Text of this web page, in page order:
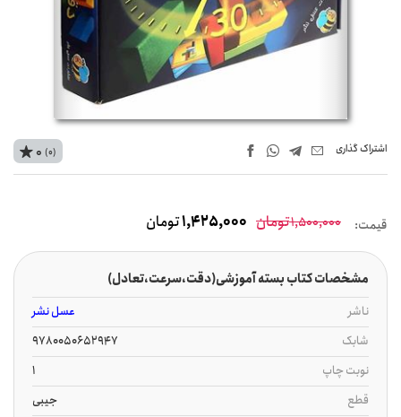
اشتراک‌ گذاری 0 (0)
قیمت: 1,500,000تومان 1,425,000تومان
مشخصات کتاب بسته آموزشی(دقت،سرعت،تعادل)
ناشر
عسل نشر
شابک
9780050652947
نوبت چاپ
1
قطع
جیبی